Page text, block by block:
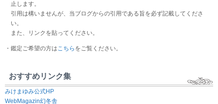
止します。
引用は構いませんが、当ブログからの引用である旨を必ず記載してくださ
い。
また、リンクを貼ってください。
・鑑定ご希望の方はこちら をご覧ください。
おすすめリンク集
みけまゆみ公式HP
WebMagazin幻冬舎